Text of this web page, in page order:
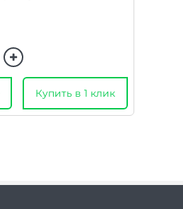
Купить в 1 клик